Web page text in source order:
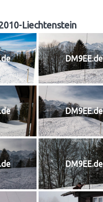
Liechtenstein
DM9EE.de
DM9EE.de
DM9EE.de